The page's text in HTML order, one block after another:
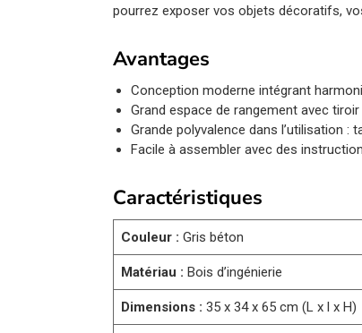
pourrez exposer vos objets décoratifs,
Avantages
Conception moderne intégrant
Grand espace de rangement avec
Grande polyvalence dans l’utilisation :
Facile à assembler avec des
Caractéristiques
Couleur : Gris béton
Matériau : Bois d’ingénierie
Dimensions : 35 x 34 x 65 cm (L x l x H)